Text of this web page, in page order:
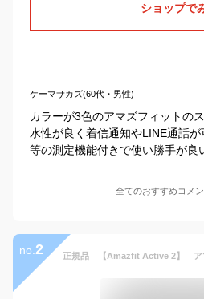
ショップで
ケーマサカズ(60代・男性)
カラーが3色のアマズフィットの
水性が良く着信通知やLINE通話
等の測定機能付きで使い勝手が良
全てのおすすめコメン
no. 2